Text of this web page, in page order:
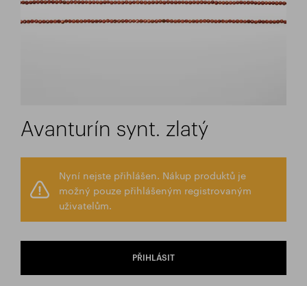
Avanturín synt. zlatý
Nyní nejste přihlášen. Nákup produktů je
možný pouze přihlášeným registrovaným
uživatelům.
PŘIHLÁSIT